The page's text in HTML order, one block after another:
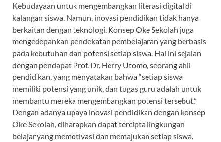
Kebudayaan untuk mengembangkan literasi digital di
kalangan siswa. Namun, inovasi pendidikan tidak hanya
berkaitan dengan teknologi. Konsep Oke Sekolah juga
mengedepankan pendekatan pembelajaran yang berbasis
pada kebutuhan dan potensi setiap siswa. Hal ini sejalan
dengan pendapat Prof. Dr. Herry Utomo, seorang ahli
pendidikan, yang menyatakan bahwa “setiap siswa
memiliki potensi yang unik, dan tugas guru adalah untuk
membantu mereka mengembangkan potensi tersebut.”
Dengan adanya upaya inovasi pendidikan dengan konsep
Oke Sekolah, diharapkan dapat tercipta lingkungan
belajar yang memotivasi dan memajukan setiap siswa.